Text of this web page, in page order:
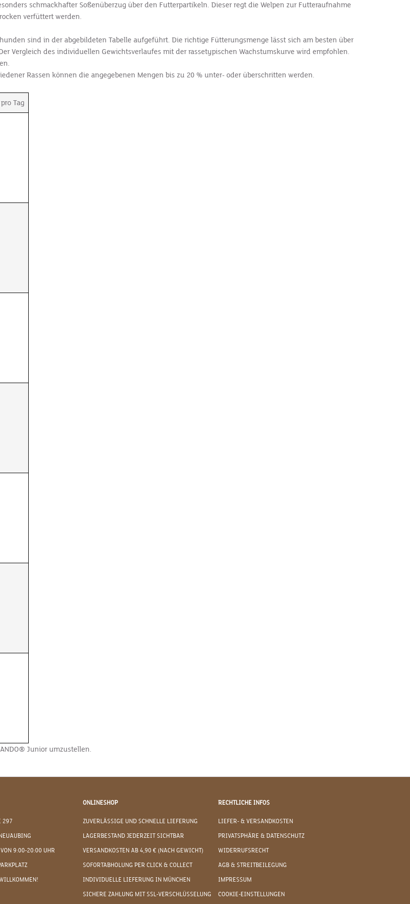
schmackhafter Soßenüberzug über den Futterpartikeln. Dieser regt die Welpen zur Futteraufnahme
verfüttert werden.
sind in der abgebildeten Tabelle aufgeführt. Die richtige Fütterungsmenge lässt sich am besten über
Vergleich des individuellen Gewichtsverlaufes mit der rassetypischen Wachstumskurve wird empfohlen.
Rassen können die angegebenen Mengen bis zu 20 % unter- oder überschritten werden.
Tag
Junior umzustellen.
297
VON 9:00-20:00 UHR
ONLINESHOP
ZUVERLÄSSIGE UND SCHNELLE LIEFERUNG
LAGERBESTAND JEDERZEIT SICHTBAR
VERSANDKOSTEN AB 4,90 € (NACH GEWICHT)
SOFORTABHOLUNG PER CLICK & COLLECT
INDIVIDUELLE LIEFERUNG IN MÜNCHEN
SICHERE ZAHLUNG MIT SSL-VERSCHLÜSSELUNG
RECHTLICHE INFOS
LIEFER- & VERSANDKOSTEN
PRIVATSPHÄRE & DATENSCHUTZ
WIDERRUFSRECHT
AGB & STREITBEILEGUNG
IMPRESSUM
COOKIE-EINSTELLUNGEN